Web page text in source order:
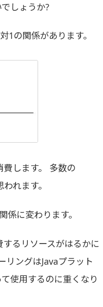
しょうか?
1の関係があります。
します。 多数の
れます。
に変わります。
るリソースがはるかに
ングはJavaプラット
使用するのに重くなり